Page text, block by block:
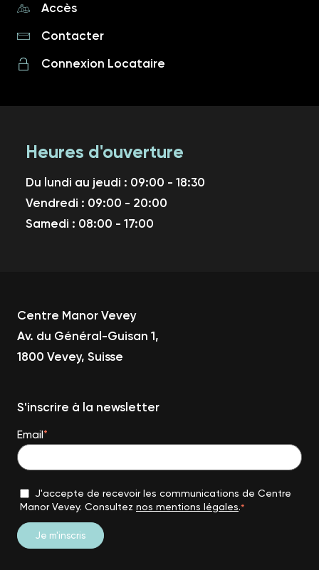
Accès
Contacter
Connexion Locataire
Heures d'ouverture
Du lundi au jeudi : 09:00 - 18:30
Vendredi : 09:00 - 20:00
Samedi : 08:00 - 17:00
Centre Manor Vevey
Av. du Général-Guisan 1,
1800 Vevey, Suisse
S'inscrire à la newsletter
Email*
J'accepte de recevoir les communications de Centre
Manor Vevey. Consultez nos mentions légales.*